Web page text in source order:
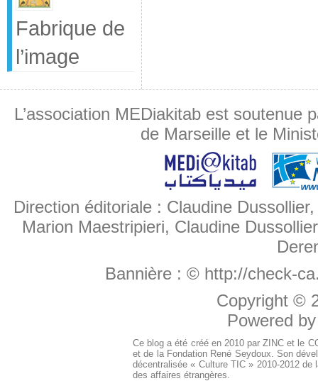
Fabrique de
l’image
L’association MEDiakitab est soutenue
de Marseille et le
Direction éditoriale : Claudine
Marion Maestripieri, Claudine
Bannière : © http://check-
Copyright ©
Powered
Ce blog a été créé en 2010 par ZINC et le
et de la Fondation René Seydoux. Son
décentralisée « Culture TIC » 2010-2012
des affaires étrangères.